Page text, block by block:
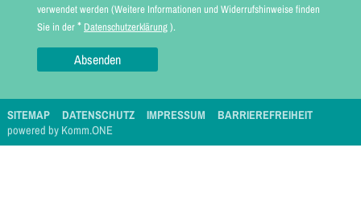
verwendet werden (Weitere Informationen und Widerrufshinweise finden
Sie in der* Datenschutzerklärung).
SITEMAP DATENSCHUTZ IMPRESSUM
BARRIEREFREIHEIT
powered by Komm.ONE